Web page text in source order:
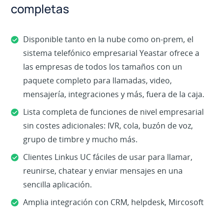
completas
Disponible tanto en la nube como on-prem, el
sistema telefónico empresarial Yeastar ofrece a
las empresas de todos los tamaños con un
paquete completo para llamadas, video,
mensajería, integraciones y más, fuera de la caja.
Lista completa de funciones de nivel empresarial
sin costes adicionales: IVR, cola, buzón de voz,
grupo de timbre y mucho más.
Clientes Linkus UC fáciles de usar para llamar,
reunirse, chatear y enviar mensajes en una
sencilla aplicación.
Amplia integración con CRM, helpdesk, Mircosoft